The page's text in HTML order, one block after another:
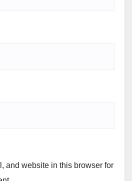
and website in this browser for